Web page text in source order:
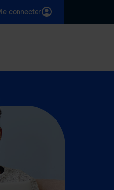
connecter